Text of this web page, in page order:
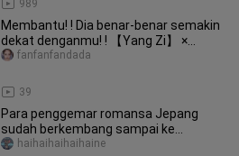
989
Membantu! ! Dia benar-benar semakin
dekat denganmu! ! 【Yang Zi】 ×
【Zhang Wanyi】
39
fanfanfandada
Para penggemar romansa Jepang
sudah berkembang sampai ke
hubungan cinta manusia dengan
haihaihaihaihaine